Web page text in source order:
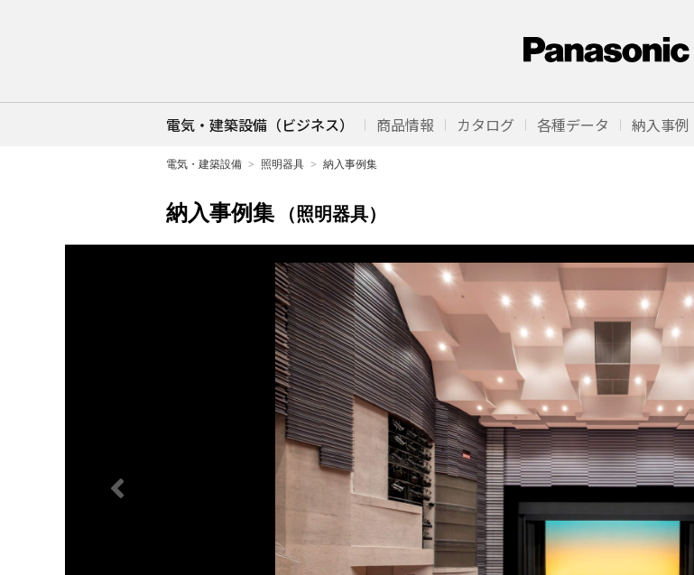
電気・建築設備（ビジネス） 商品情報 カタログ 各種データ 納入事例
電気・建築設備 照明器具 納入事例集
納入事例集 （照明器具）